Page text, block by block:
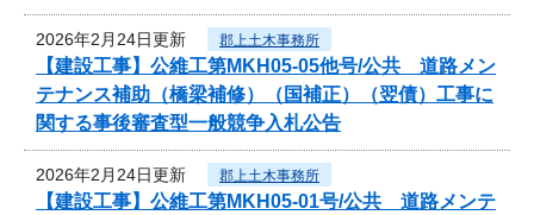
2026年2月24日更新 郡上土木事務所
【建設工事】公維工第MKH05-05他号/公共 道路メン
テナンス補助（橋梁補修）（国補正）（翌債）工事に
関する事後審査型一般競争入札公告
2026年2月24日更新 郡上土木事務所
【建設工事】公維工第MKH05-01号/公共 道路メンテ